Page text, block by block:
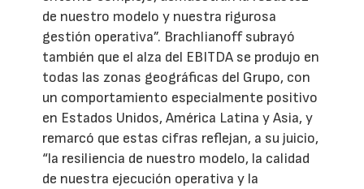
de nuestro modelo y nuestra rigurosa
gestión operativa”. Brachlianoff subrayó
también que el alza del EBITDA se produjo en
todas las zonas geográficas del Grupo, con
un comportamiento especialmente positivo
en Estados Unidos, América Latina y Asia, y
remarcó que estas cifras reflejan, a su juicio,
“la resiliencia de nuestro modelo, la calidad
de nuestra ejecución operativa y la